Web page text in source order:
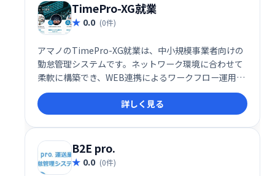
TimePro-XG就業
0.0 (0件)
アマノのTimePro-XG就業は、中小規模事業者向けの
勤怠管理システムです。ネットワーク環境に合わせて
柔軟に構築でき、WEB連携によるワークフロー運用も
可能です。従業員の勤怠管理を効率化し、業務の生産
性向上に貢献します。詳しく見る
B2E pro.
0.0 (0件)